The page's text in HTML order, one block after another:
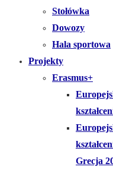
Stołówka
Dowozy
Hala sportowa
Projekty
Erasmus+
Grecja